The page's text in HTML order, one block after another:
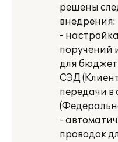
решены
внедрения:
-
поручений
для
СЭД
передачи
-
проводок